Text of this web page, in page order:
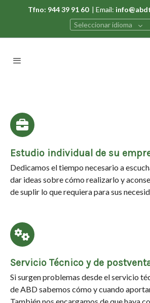
Tfno: 944 39 91 60| Email:
Seleccionar idioma
Estudio individual de su
Dedicamos el tiempo necesario a
dar ideas sobre cómo realizarlo y
de suplir lo que requiera para sus
Servicio Técnico y de
Si surgen problemas desde el servicio
de ABD sabemos cómo y cuando